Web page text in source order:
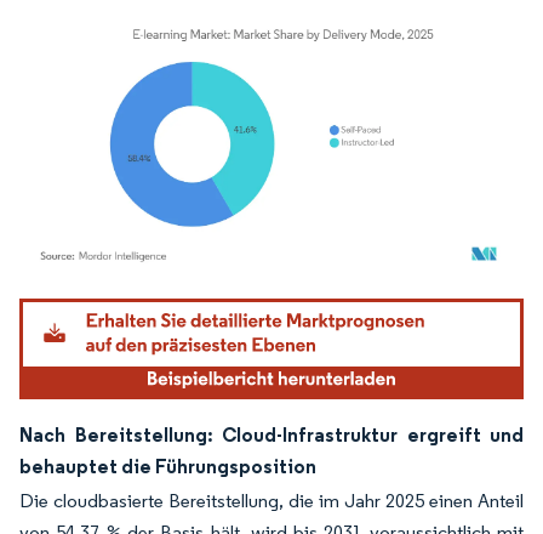
Bild © Mordor Intelligence. Wiederverwendung erfordert Namensnennung gemäß
Nach Bereitstellung: Cloud-Infrastruktur ergreift und
behauptet die Führungsposition
Die cloudbasierte Bereitstellung, die im Jahr 2025 einen Anteil